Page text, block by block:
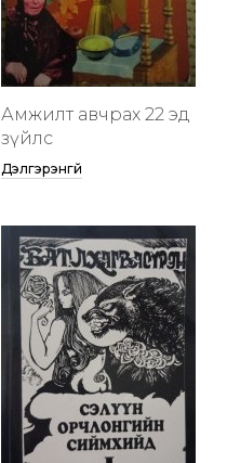
Амжилт авчрах 22 эд
зүйлс
Дэлгэрэнгүй